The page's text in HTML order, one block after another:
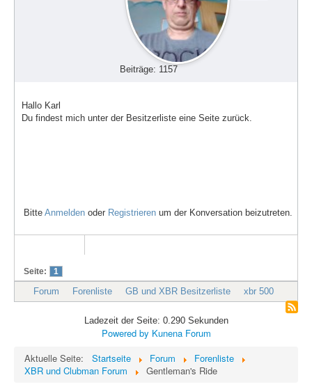
Beiträge: 1157
Hallo Karl
Du findest mich unter der Besitzerliste eine Seite zurück.
Bitte Anmelden oder Registrieren um der Konversation beizutreten.
Seite: 1
Forum Forenliste GB und XBR Besitzerliste xbr 500
Ladezeit der Seite: 0.290 Sekunden
Powered by Kunena Forum
Aktuelle Seite:
Startseite Forum
Forenliste
XBR und Clubman Forum
Gentleman's Ride